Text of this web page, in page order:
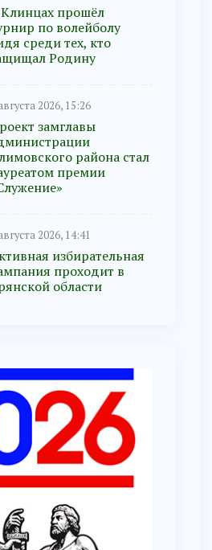
прошёл
по волейболу
среди тех, кто
Родину
2026, 15:26
замглавы
района стал
премии
2026, 14:41
избирательная
проходит в
области